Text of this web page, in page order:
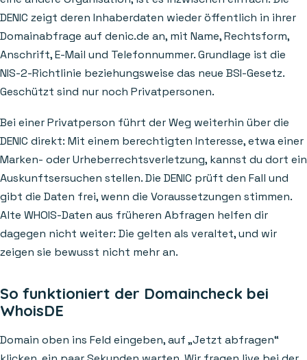
DENIC zeigt deren Inhaberdaten wieder öffentlich in ihrer
Domainabfrage auf denic.de an, mit Name, Rechtsform,
Anschrift, E-Mail und Telefonnummer. Grundlage ist die
NIS-2-Richtlinie beziehungsweise das neue BSI-Gesetz.
Geschützt sind nur noch Privatpersonen.
Bei einer Privatperson führt der Weg weiterhin über die
DENIC direkt: Mit einem berechtigten Interesse, etwa einer
Marken- oder Urheberrechtsverletzung, kannst du dort ein
Auskunftsersuchen stellen. Die DENIC prüft den Fall und
gibt die Daten frei, wenn die Voraussetzungen stimmen.
Alte WHOIS-Daten aus früheren Abfragen helfen dir
dagegen nicht weiter: Die gelten als veraltet, und wir
zeigen sie bewusst nicht mehr an.
So funktioniert der Domaincheck bei
WhoisDE
Domain oben ins Feld eingeben, auf „Jetzt abfragen“